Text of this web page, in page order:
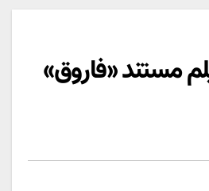
مستند «فاروق»